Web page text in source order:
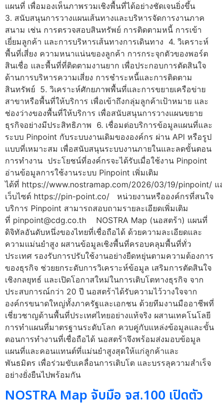
แผนที่ เพื่อมองเห็นภาพรวมเชิงพื้นที่ได้อย่างชัดเจนยิ่งขึ้น
3. สนับสนุนการวางแผนเส้นทางและบริหารจัดการงานภาค
สนาม เช่น การตรวจสอบสินทรัพย์ การติดตามหนี้ การเข้า
เยี่ยมลูกค้า และการบริหารเส้นทางการเดินทาง 4. วิเคราะห์
พื้นที่เสี่ยง ความหนาแน่นของลูกค้า การกระจุกตัวของพอร์ต
สินเชื่อ และพื้นที่ที่ติดตามงานยาก เพื่อประกอบการตัดสินใจ
ด้านการบริหารความเสี่ยง การชำระหนี้และการติดตาม
สินทรัพย์ 5. วิเคราะห์ศักยภาพพื้นที่และการขยายเครือข่าย
สาขาหรือพื้นที่ให้บริการ เพื่อเข้าถึงกลุ่มลูกค้าเป้าหมาย และ
ช่องว่างของพื้นที่ให้บริการ เพื่อสนับสนุนการวางแผนขยาย
ธุรกิจอย่างมีประสิทธิภาพ 6. เชื่อมต่อบริการข้อมูลแผนที่และ
ระบบ Pinpoint กับระบบงานเดิมขององค์กร ผ่าน API หรือรูป
แบบที่เหมาะสม เพื่อสนับสนุนระบบงานภายในและลดขั้นตอน
การทำงาน ประโยชน์ที่องค์กรจะได้รับเมื่อใช้งาน Pinpoint
อ่านข้อมูลการใช้งานระบบ Pinpoint เพิ่มเติม
ได้ที่ https://www.nostramap.com/2026/03/19/pinpoint/ แ
เว็บไซต์ https://pin-point.co/ หน่วยงานหรือองค์กรที่สนใจ
บริการ Pinpoint สามารถสอบถามรายละเอียดเพิ่มเติม
ที่ pinpoint@cdg.co.th NOSTRA Map (นอสตร้า) แผนที่
ดิจิทัลอันดับหนึ่งของไทยที่เชื่อถือได้ ด้วยความละเอียดและ
ความแม่นยำสูง ผสานข้อมูลเชิงพื้นที่ครอบคลุมพื้นที่ทั่ว
ประเทศ รองรับการปรับใช้งานอย่างยืดหยุ่นตามความต้องการ
ของธุรกิจ ช่วยยกระดับการวิเคราะห์ข้อมูล เสริมการตัดสินใจ
เชิงกลยุทธ์ และเปิดโอกาสใหม่ในการเติบโตทางธุรกิจ จาก
ประสบการณ์กว่า 20 ปี นอสตร้าได้รับความไว้วางใจจาก
องค์กรขนาดใหญ่ทั้งภาครัฐและเอกชน ด้วยทีมงานมืออาชีพที่
เชี่ยวชาญด้านพื้นที่ประเทศไทยอย่างแท้จริง ผสานเทคโนโลยี
การทำแผนที่มาตรฐานระดับโลก ควบคู่กับแหล่งข้อมูลและขั้น
ตอนการทำงานที่เชื่อถือได้ นอสตร้าจึงพร้อมส่งมอบข้อมูล
แผนที่และคอนแทนต์ที่แม่นยำสูงสุดให้แก่ลูกค้าและ
พันธมิตร เพื่อร่วมขับเคลื่อนการเติบโต และบรรลุความสำเร็จ
อย่างยั่งยืนไปพร้อมกัน
NOSTRA Map จับมือ จส.100 เปิดตัว